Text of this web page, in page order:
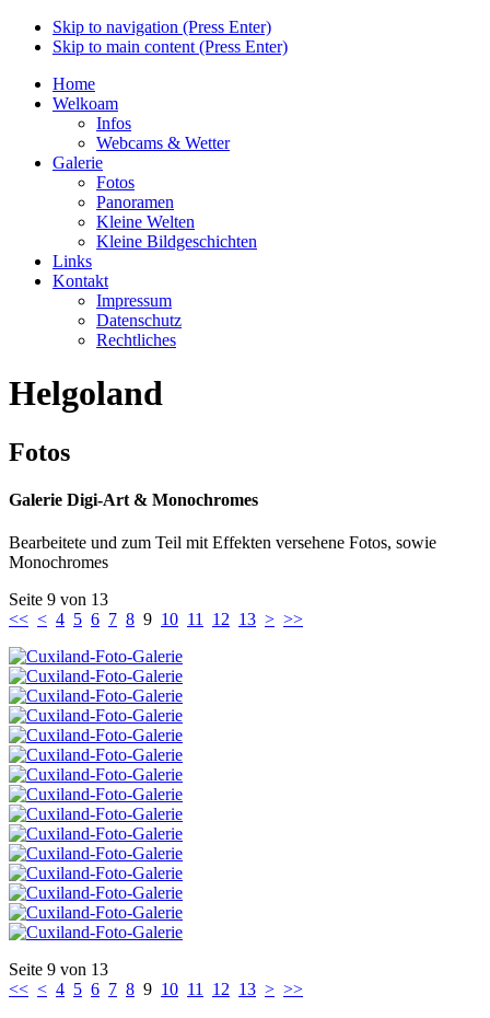
Skip to navigation (Press Enter)
Skip to main content (Press Enter)
Home
Welkoam
Infos
Webcams & Wetter
Galerie
Fotos
Panoramen
Kleine Welten
Kleine Bildgeschichten
Links
Kontakt
Impressum
Datenschutz
Rechtliches
Helgoland
Fotos
Galerie Digi-Art & Monochromes
Bearbeitete und zum Teil mit Effekten versehene Fotos, sowie
Monochromes
Seite 9 von 13
<< < 4 5 6 7 8 9 10 11 12 13 > >>
Seite 9 von 13
<< < 4 5 6 7 8 9 10 11 12 13 > >>